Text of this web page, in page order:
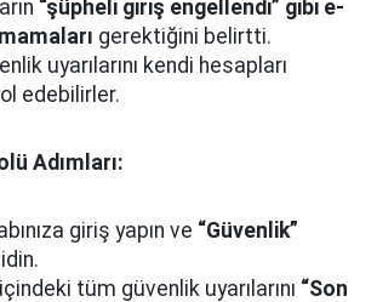
“şüpheli giriş engellendi” gibi e-
gerektiğini belirtti.
uyarılarını kendi hesapları
edebilirler.
Adımları:
giriş yapın ve “Güvenlik”
tüm güvenlik uyarılarını “Son